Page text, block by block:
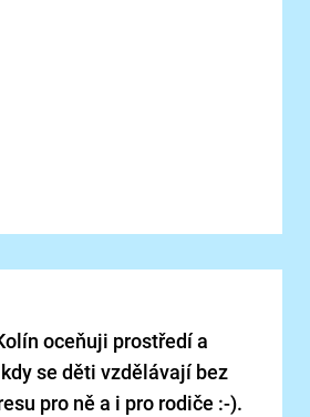
oceňuji prostředí a
se děti vzdělávají bez
pro ně a i pro rodiče :-).